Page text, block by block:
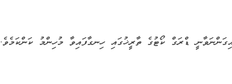
ޑްރަގް ކޯޓުގެ ތާރީޚުގައި ހިނގާފައިވާ މުހިންމު ކަންކަމެވެ.